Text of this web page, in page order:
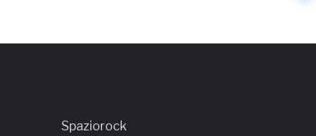
Spaziorock